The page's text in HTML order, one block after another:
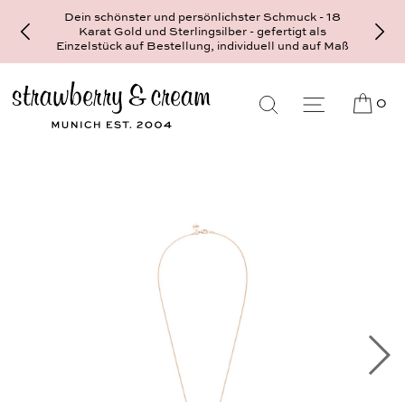
Dein schönster und persönlichster Schmuck - 18
Karat Gold und Sterlingsilber - gefertigt als
Einzelstück auf Bestellung, individuell und auf Maß
0